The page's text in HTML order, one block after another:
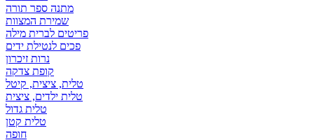
מתנה ספר תורה
שמירת המצוות
פריטים לברית מילה
פכים לנטילת ידים
נרות זיכרון
קופת צדקה
טלית, ציצית, קיטל
טלית ילדים, ציצית
טלית גדול
טלית קטן